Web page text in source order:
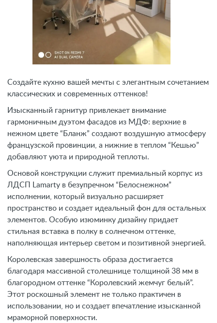
Создайте кухню вашей мечты с элегантным сочетанием
классических и современных оттенков!
Изысканный гарнитур привлекает внимание
гармоничным дуэтом фасадов из МДФ: верхние в
нежном цвете “Бланж” создают воздушную атмосферу
французской провинции, а нижние в теплом “Кешью”
добавляют уюта и природной теплоты.
Основой конструкции служит премиальный корпус из
ЛДСП Lamarty в безупречном “Белоснежном”
исполнении, который визуально расширяет
пространство и создает идеальный фон для остальных
элементов. Особую изюминку дизайну придает
стильная вставка в полку в солнечном оттенке,
наполняющая интерьер светом и позитивной энергией.
Королевская завершность образа достигается
благодаря массивной столешнице толщиной 38 мм в
благородном оттенке “Королевский жемчуг белый”.
Этот роскошный элемент не только практичен в
использовании, но и создает впечатление изысканной
мраморной поверхности.